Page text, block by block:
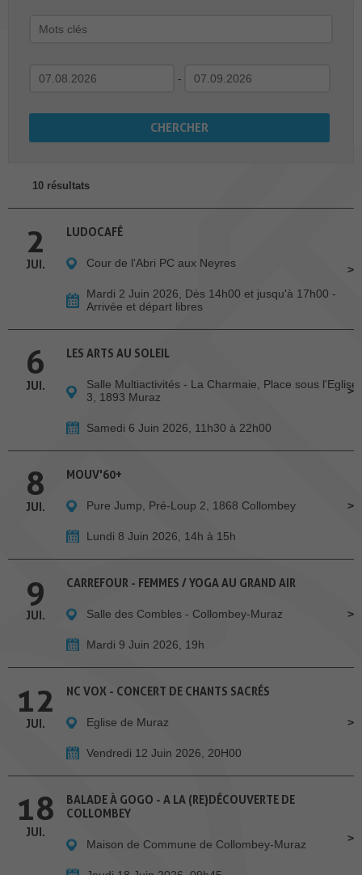
-
10 résultats
2
JUI.
LUDOCAFÉ
Cour de l'Abri PC aux Neyres
Mardi 2 Juin 2026, Dès 14h00 et jusqu'à 17h00 -
Arrivée et départ libres
6
JUI.
LES ARTS AU SOLEIL
Salle Multiactivités - La Charmaie, Place sous l'Eglise
3, 1893 Muraz
Samedi 6 Juin 2026, 11h30 à 22h00
8
JUI.
MOUV'60+
Pure Jump, Pré-Loup 2, 1868 Collombey
Lundi 8 Juin 2026, 14h à 15h
9
JUI.
CARREFOUR - FEMMES / YOGA AU GRAND AIR
Salle des Combles - Collombey-Muraz
Mardi 9 Juin 2026, 19h
12
JUI.
NC VOX - CONCERT DE CHANTS SACRÉS
Eglise de Muraz
Vendredi 12 Juin 2026, 20H00
18
JUI.
BALADE À GOGO - A LA (RE)DÉCOUVERTE DE
COLLOMBEY
Maison de Commune de Collombey-Muraz